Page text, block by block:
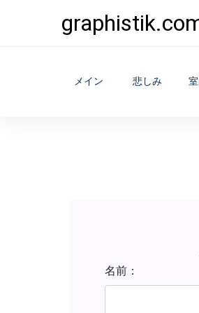
メイン 悲しみ
名前：